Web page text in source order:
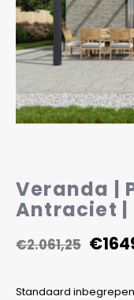
Betaalmethoden
Garantie
Veelgestelde vragen
Veranda |
Antraciet |
€2.061,25
Standaard